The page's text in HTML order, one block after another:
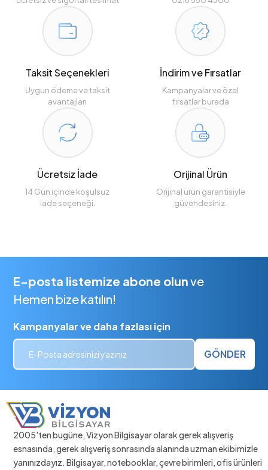
Taksit Seçenekleri
Uygun ödeme ve taksit
avantajları
İndirim ve Fırsatlar
Kampanyalar ve özel
fırsatlar burada
Ücretsiz İade
14 Gün içinde koşulsuz
iade seçeneği.
Orijinal Ürün
Orijinal ürün garantisiyle
güvendesiniz.
E-posta listemize abone olunve
Hemen bize katılın!
Kampanyalar ve daha fazlası için
GÖNDER
2005'ten bugüne, Vizyon Bilgisayar olarak gerek alışveriş
esnasında, gerek alışveriş sonrasında alanında uzman ekibimizle
yanınızdayız. Bilgisayar, notebooklar, çevre birimleri, ofis ürünleri